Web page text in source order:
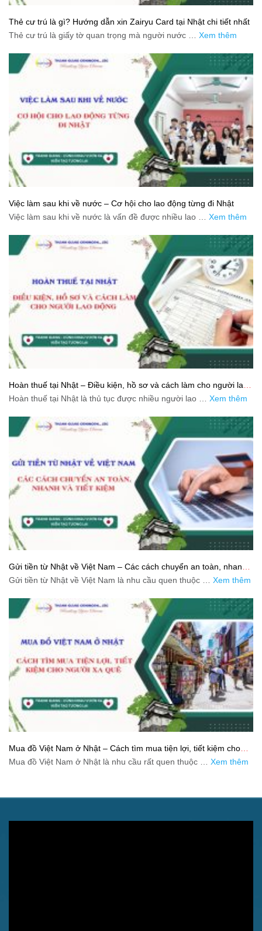
Thẻ cư trú là gì? Hướng dẫn xin Zairyu Card tại Nhật chi tiết nhất
Thẻ cư trú là giấy tờ quan trọng mà người nước … Xem thêm
Việc làm sau khi về nước – Cơ hội cho lao động từng đi Nhật
Việc làm sau khi về nước là vấn đề được nhiều lao … Xem thêm
Hoàn thuế tại Nhật – Điều kiện, hồ sơ và cách làm cho người lao
động
Hoàn thuế tại Nhật là thủ tục được nhiều người lao … Xem thêm
Gửi tiền từ Nhật về Việt Nam – Các cách chuyển an toàn, nhanh
và tiết kiệm
Gửi tiền từ Nhật về Việt Nam là nhu cầu quen thuộc … Xem thêm
Mua đồ Việt Nam ở Nhật – Cách tìm mua tiện lợi, tiết kiệm cho
người xa quê
Mua đồ Việt Nam ở Nhật là nhu cầu rất quen thuộc … Xem thêm